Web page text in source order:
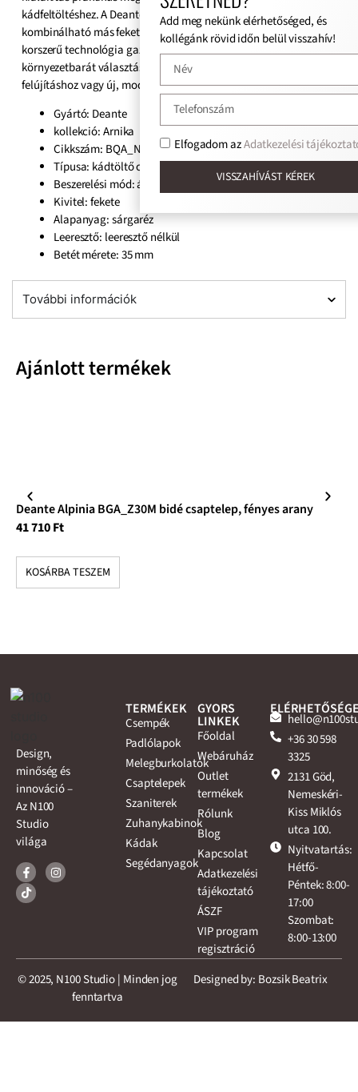
kádfeltöltéshez. A Deante Arnika kollekció részeként tökéletesen
kombinálható más fekete színű fürdőszobai szerelvényekkel. A
korszerű technológia gazdaságos vízfelhasználást támogat, így
környezetbarát választás. Ideális megoldás igényes fürdőszoba-
felújításhoz vagy új, modern kád kialakításához.
Gyártó: Deante
kollekció: Arnika
Cikkszám: BQA_N13M
Típusa: kádtöltő csaptelep
Beszerelési mód: álló
Kivitel: fekete
Alapanyag: sárgaréz
Leeresztő: leeresztő nélkül
Betét mérete: 35 mm
További információk
Ajánlott termékek
Deante Alpinia BGA_Z30M bidé csaptelep, fényes arany
41 710Ft
KOSÁRBA TESZEM
Design,
minőség és
innováció –
Az N100
Studio
világa
TERMÉKEK
Csempék
Padlólapok
Melegburkolatok
Csaptelepek
Szaniterek
Zuhanykabinok
Kádak
Segédanyagok
GYORS
LINKEK
Főoldal
Webáruház
Outlet
termékek
Rólunk
Blog
Kapcsolat
Adatkezelési
tájékoztató
ÁSZF
VIP program
regisztráció
+36 30 598
3325
2131 Göd,
Nemeskéri-
Kiss Miklós
utca 100.
Nyitvatartás:
Hétfő-
Péntek: 8:00-
17:00
Szombat:
8:00-13:00
© 2025, N100 Studio | Minden jog
fenntartva
Designed by: Bozsik Beatrix
Add meg nekünk elérhetőséged, és
kollégánk rövid időn belül visszahív!
Elfogadom azAdatkezelési
VISSZAHÍVÁST KÉREK